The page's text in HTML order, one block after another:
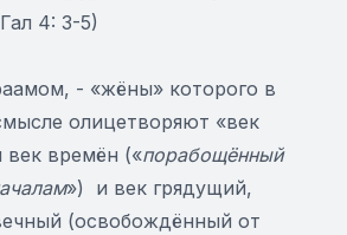
4: 3-5)
- «жёны» которого в
олицетворяют «век
времён («порабощённый
») и век грядущий,
(освобождённый от